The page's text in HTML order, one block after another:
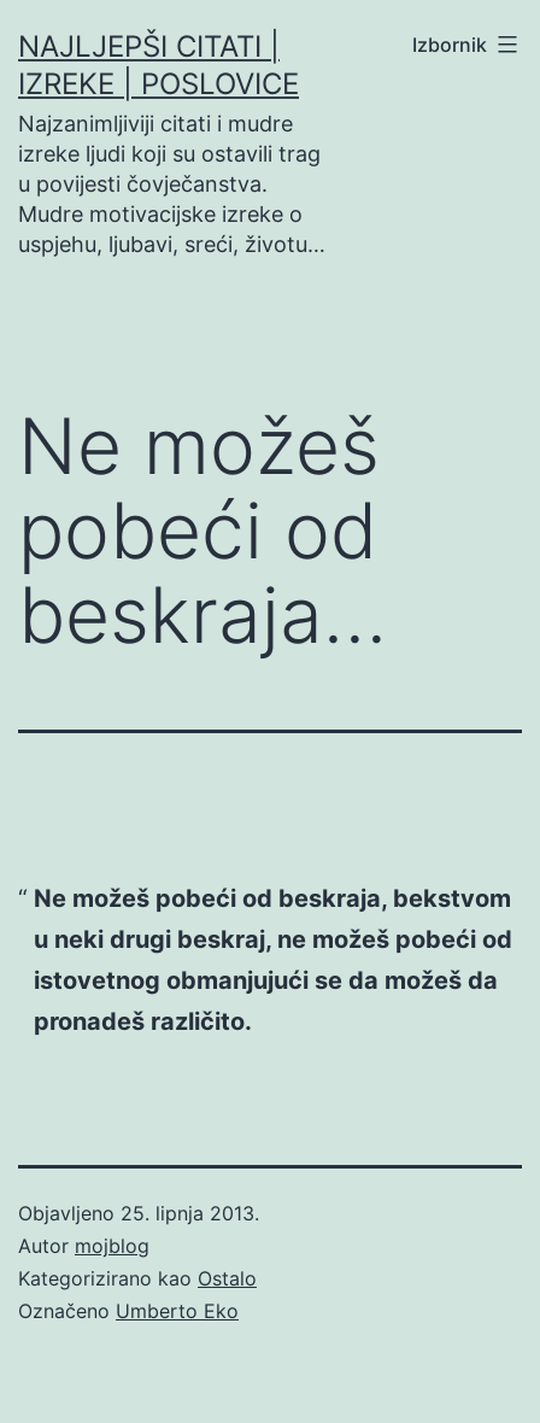
na
sadržaj
NAJLJEPŠI CITATI |
IZREKE | POSLOVICE
Najzanimljiviji citati i mudre
izreke ljudi koji su ostavili trag
u povijesti čovječanstva.
Mudre motivacijske izreke o
uspjehu, ljubavi, sreći, životu…
Izbornik
Ne možeš
pobeći od
beskraja…
Ne možeš pobeći od beskraja, bekstvom
u neki drugi beskraj, ne možeš pobeći od
istovetnog obmanjujući se da možeš da
pronadeš različito.
Objavljeno 25. lipnja 2013.
Autor mojblog
Kategorizirano kao Ostalo
Označeno Umberto Eko